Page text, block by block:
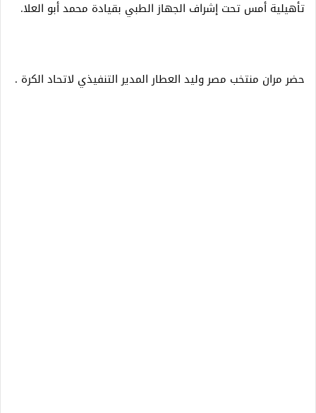
تأهيلية أمس تحت إشراف الجهاز الطبي بقيادة محمد أبو العلا.
حضر مران منتخب مصر وليد العطار المدير التنفيذي لاتحاد الكرة .